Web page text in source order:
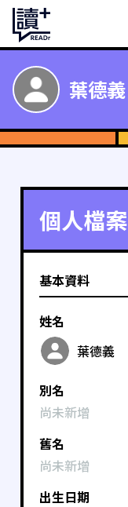
葉德義
個人檔案
基本資料
姓名
葉德義
別名
尚未新增
舊名
尚未新增
出生日期